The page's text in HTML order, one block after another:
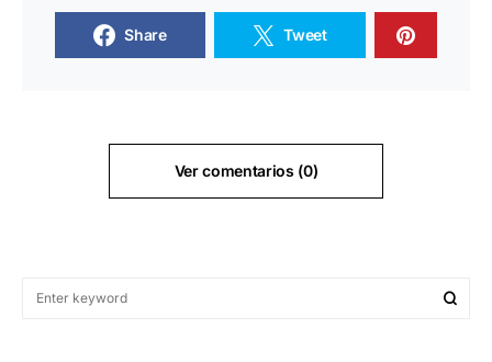
Share Tweet
Ver comentarios (0)